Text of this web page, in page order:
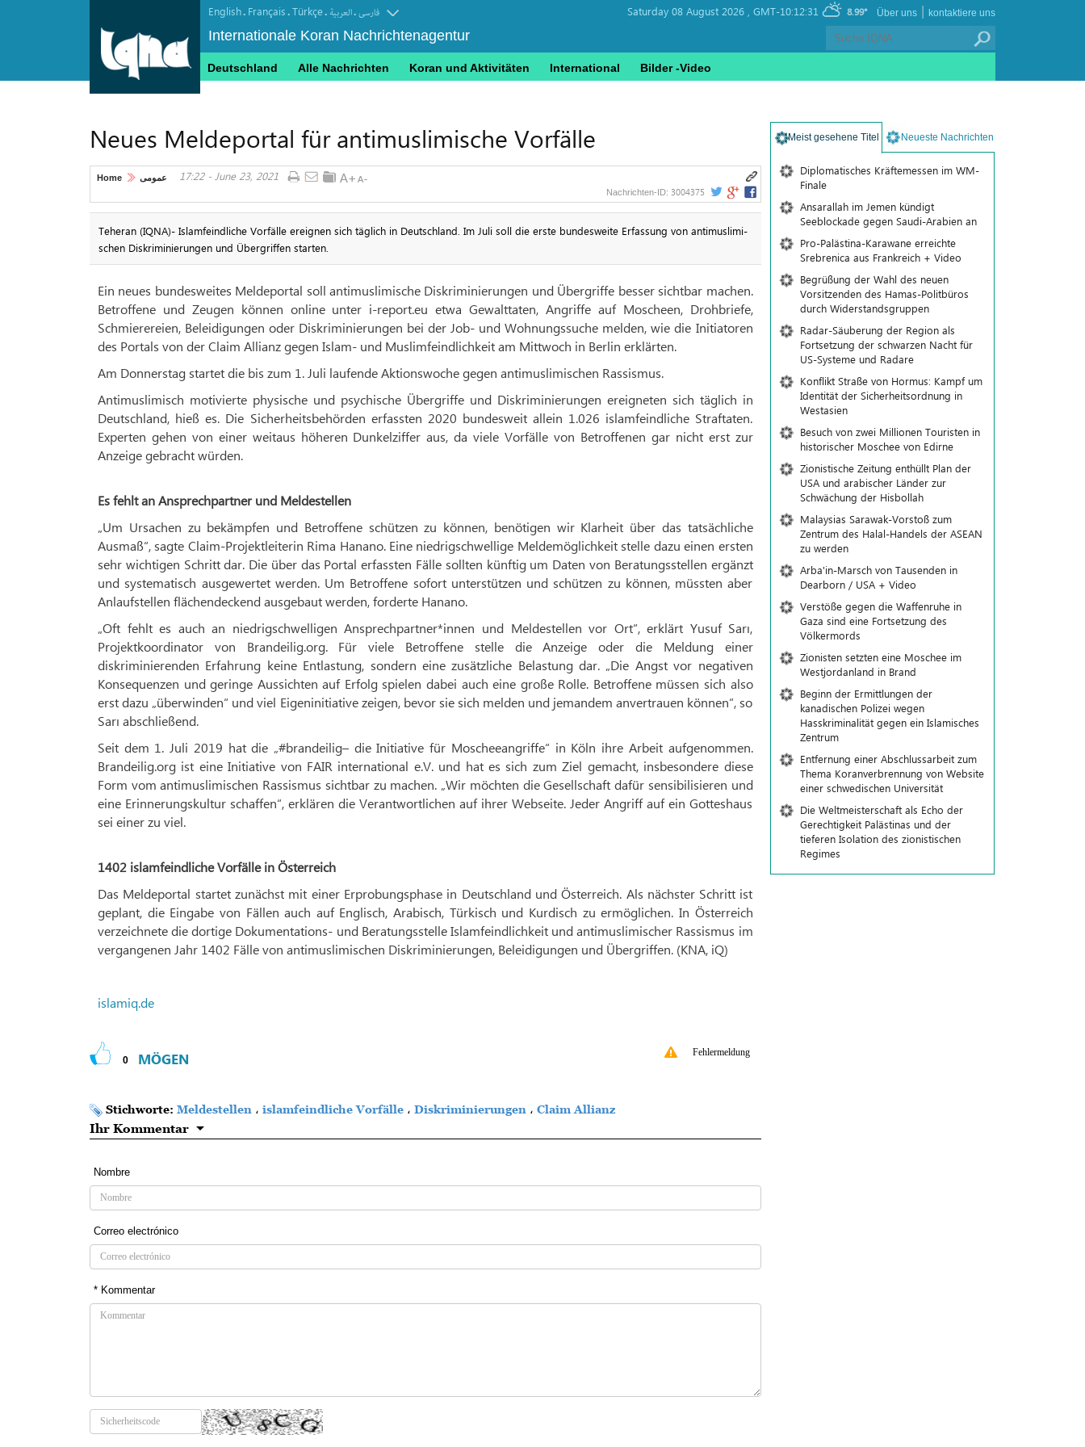
English. Français.Türkçe. العربیة.فارسی
Internationale Koran Nachrichtenagentur
Saturday 08 August 2026 , GMT-10:12:31 8.99° kontaktiere uns
|
Über uns
Deutschland Alle Nachrichten Koran und Aktivitäten International Bilder -Video
Neues Meldeportal für antimuslimische Vorfälle
Home عمومی 17:22 - June 23, 2021
Nachrichten-ID: 3004375
Teheran (IQNA)- Islamfeindliche Vorfälle ereignen sich täglich in Deutschland. Im Juli soll die erste bundes­weite Erfassung von antimus­li­mi­
schen Diskri­mi­nie­rungen und Übergriffen starten.
Ein neues bundesweites Meldeportal soll antimuslimische Diskriminierungen und Übergriffe besser sichtbar machen.
Betroffene und Zeugen können online unter i-report.eu etwa Gewalttaten, Angriffe auf Moscheen, Drohbriefe,
Schmierereien, Beleidigungen oder Diskriminierungen bei der Job- und Wohnungssuche melden, wie die Initiatoren
des Portals von der Claim Allianz gegen Islam- und Muslimfeindlichkeit am Mittwoch in Berlin erklärten.
Am Donnerstag startet die bis zum 1. Juli laufende Aktionswoche gegen antimuslimischen Rassismus.
Antimuslimisch motivierte physische und psychische Übergriffe und Diskriminierungen ereigneten sich täglich in
Deutschland, hieß es. Die Sicherheitsbehörden erfassten 2020 bundesweit allein 1.026 islamfeindliche Straftaten.
Experten gehen von einer weitaus höheren Dunkelziffer aus, da viele Vorfälle von Betroffenen gar nicht erst zur
Anzeige gebracht würden.
Es fehlt an Ansprechpartner und Meldestellen
„Um Ursachen zu bekämpfen und Betroffene schützen zu können, benötigen wir Klarheit über das tatsächliche
Ausmaß“, sagte Claim-Projektleiterin Rima Hanano. Eine niedrigschwellige Meldemöglichkeit stelle dazu einen ersten
sehr wichtigen Schritt dar. Die über das Portal erfassten Fälle sollten künftig um Daten von Beratungsstellen ergänzt
und systematisch ausgewertet werden. Um Betroffene sofort unterstützen und schützen zu können, müssten aber
Anlaufstellen flächendeckend ausgebaut werden, forderte Hanano.
„Oft fehlt es auch an niedrigschwelligen Ansprechpartner*innen und Meldestellen vor Ort“, erklärt Yusuf Sarı,
Projektkoordinator von Brandeilig.org. Für viele Betroffene stelle die Anzeige oder die Meldung einer
diskriminierenden Erfahrung keine Entlastung, sondern eine zusätzliche Belastung dar. „Die Angst vor negativen
Konsequenzen und geringe Aussichten auf Erfolg spielen dabei auch eine große Rolle. Betroffene müssen sich also
erst dazu „überwinden“ und viel Eigeninitiative zeigen, bevor sie sich melden und jemandem anvertrauen können“, so
Sarı abschließend.
Seit dem 1. Juli 2019 hat die „#brandeilig– die Initiative für Moscheeangriffe“ in Köln ihre Arbeit aufgenommen.
Brandeilig.org ist eine Initiative von FAIR international e.V. und hat es sich zum Ziel gemacht, insbesondere diese
Form vom antimuslimischen Rassismus sichtbar zu machen. „Wir möchten die Gesellschaft dafür sensibilisieren und
eine Erinnerungskultur schaffen“, erklären die Verantwortlichen auf ihrer Webseite. Jeder Angriff auf ein Gotteshaus
sei einer zu viel.
1402 islamfeindliche Vorfälle in Österreich
Das Meldeportal startet zunächst mit einer Erprobungsphase in Deutschland und Österreich. Als nächster Schritt ist
geplant, die Eingabe von Fällen auch auf Englisch, Arabisch, Türkisch und Kurdisch zu ermöglichen. In Österreich
verzeichnete die dortige Dokumentations- und Beratungsstelle Islamfeindlichkeit und antimuslimischer Rassismus im
vergangenen Jahr 1402 Fälle von antimuslimischen Diskriminierungen, Beleidigungen und Übergriffen. (KNA, iQ)
islamiq.de
0 MÖGEN Fehlermeldung
Stichworte: Meldestellen ، islamfeindliche Vorfälle ، Diskriminierungen ، Claim Allianz
Ihr Kommentar
Nombre
Correo electrónico
* Kommentar
Meist gesehene Titel Neueste Nachrichten
Diplomatisches Kräftemessen im WM-
Finale
Ansarallah im Jemen kündigt
Seeblockade gegen Saudi-Arabien an
Pro-Palästina-Karawane erreichte
Srebrenica aus Frankreich + Video
Begrüßung der Wahl des neuen
Vorsitzenden des Hamas-Politbüros
durch Widerstandsgruppen
Radar-Säuberung der Region als
Fortsetzung der schwarzen Nacht für
US-Systeme und Radare
Konflikt Straße von Hormus: Kampf um
Identität der Sicherheitsordnung in
Westasien
Besuch von zwei Millionen Touristen in
historischer Moschee von Edirne
Zionistische Zeitung enthüllt Plan der
USA und arabischer Länder zur
Schwächung der Hisbollah
Malaysias Sarawak-Vorstoß zum
Zentrum des Halal-Handels der ASEAN
zu werden
Arba'in-Marsch von Tausenden in
Dearborn / USA + Video
Verstöße gegen die Waffenruhe in
Gaza sind eine Fortsetzung des
Völkermords
Zionisten setzten eine Moschee im
Westjordanland in Brand
Beginn der Ermittlungen der
kanadischen Polizei wegen
Hasskriminalität gegen ein Islamisches
Zentrum
Entfernung einer Abschlussarbeit zum
Thema Koranverbrennung von Website
einer schwedischen Universität
Die Weltmeisterschaft als Echo der
Gerechtigkeit Palästinas und der
tieferen Isolation des zionistischen
Regimes